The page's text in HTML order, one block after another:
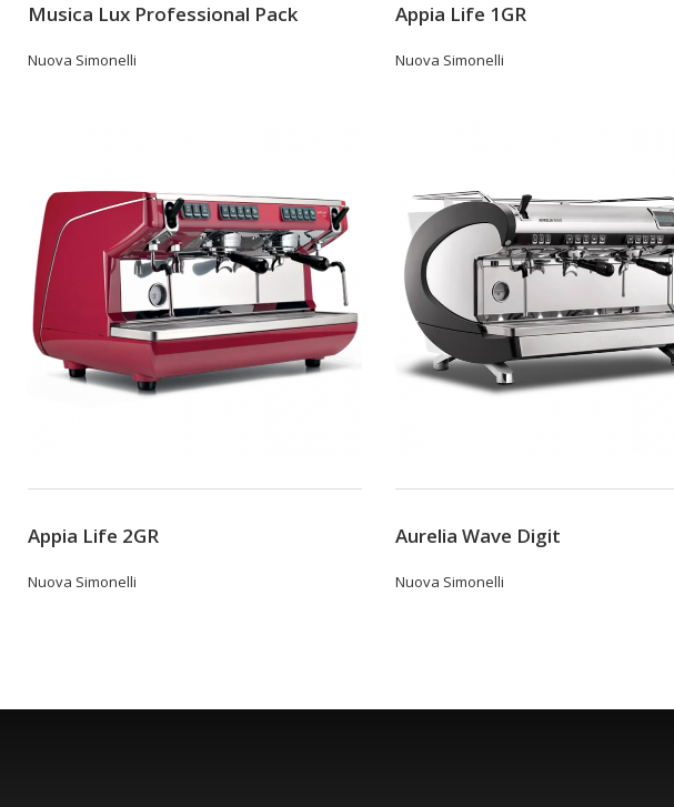
Musica Lux Professional Pack
Nuova Simonelli
Appia Life 1GR
Nuova Simonelli
Appia Life 2GR
Nuova Simonelli
Aurelia Wave Digit
Nuova Simonelli